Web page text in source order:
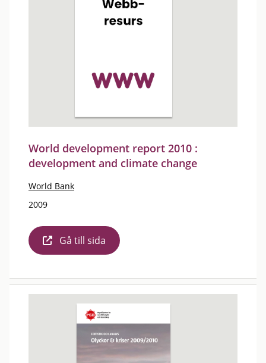
World development report 2010 :
development and climate change
World Bank
2009
Gå till sida